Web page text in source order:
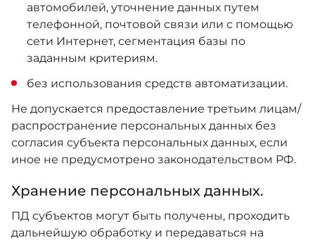
автомобилей, уточнение данных путем
телефонной, почтовой связи или с помощью
сети Интернет, сегментация базы по
заданным критериям.
без использования средств автоматизации.
Не допускается предоставление третьим лицам/
распространение персональных данных без
согласия субъекта персональных данных, если
иное не предусмотрено законодательством РФ.
Хранение персональных данных.
ПД субъектов могут быть получены, проходить
дальнейшую обработку и передаваться на